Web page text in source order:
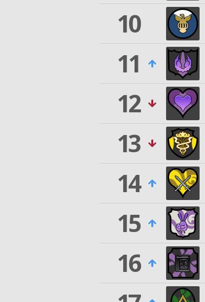
10
11
12
13
14
15
16